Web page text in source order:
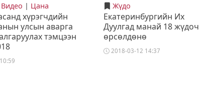
Видео | Цана
хүрэгчдийн
улсын аварга
тэмцээн
10:59
Жүдо
Екатеринбургийн Их
Дуулгад манай 18 жүдоч
өрсөлдөнө
2018-03-12 14:37